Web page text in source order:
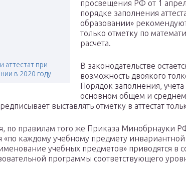
аттестат при
в 2020 году
просвещения РФ от 1
порядке заполнения
образовании» рекомендуют
только отметку по
расчета.
В законодательстве
возможность двоякого
Порядок заполнения, учета
основном общем и
выставлять отметку в аттестат
по правилам того же Приказа Минобрнауки
«по каждому учебному предмету инвариантной
учебных предметов» приводятся в
программы соответствующего